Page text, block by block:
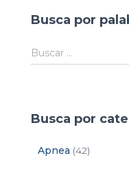
Busca por
Buscar …
Busca por
Apnea (42)